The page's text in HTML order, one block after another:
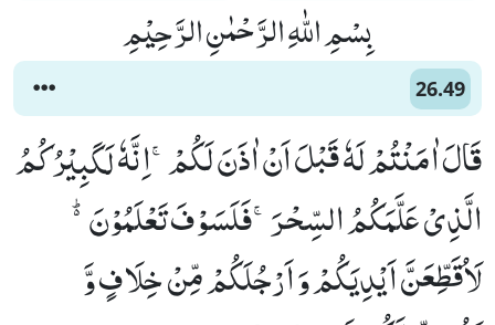
بِسْمِ اللّٰهِ الرَّحْمٰنِ الرَّحِیْمِ
26.49
قَالَ اٰمَنْتُمْ لَهٗ قَبْلَ اَنْ اٰذَنَ لَكُمْۚ-اِنَّهٗ لَكَبِیْرُكُمُ
الَّذِیْ عَلَّمَكُمُ السِّحْرَۚ-فَلَسَوْفَ تَعْلَمُوْنَ۬ؕ-
لَاُقَطِّعَنَّ اَیْدِیَكُمْ وَ اَرْجُلَكُمْ مِّنْ خِلَافٍ وَّ